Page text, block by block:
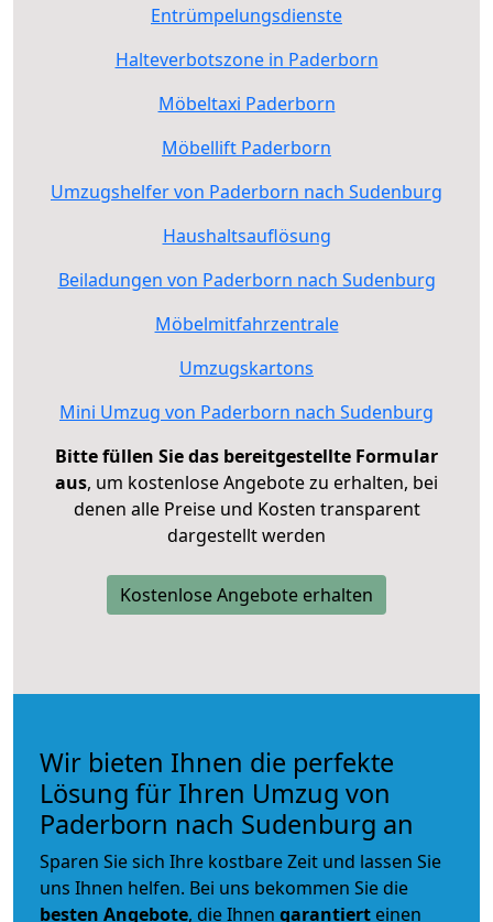
Entrümpelungsdienste
Halteverbotszone in Paderborn
Möbeltaxi Paderborn
Möbellift Paderborn
Umzugshelfer von Paderborn nach Sudenburg
Haushaltsauflösung
Beiladungen von Paderborn nach Sudenburg
Möbelmitfahrzentrale
Umzugskartons
Mini Umzug von Paderborn nach Sudenburg
Bitte füllen Sie das bereitgestellte Formular
aus, um kostenlose Angebote zu erhalten, bei
denen alle Preise und Kosten transparent
dargestellt werden
Kostenlose Angebote erhalten
Wir bieten Ihnen die perfekte
Lösung für Ihren Umzug von
Paderborn nach Sudenburg an
Sparen Sie sich Ihre kostbare Zeit und lassen Sie
uns Ihnen helfen. Bei uns bekommen Sie die
besten Angebote, die Ihnen garantiert einen